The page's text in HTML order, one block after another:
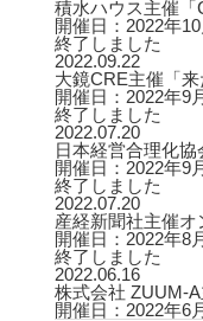
積水ハウス主催
開催日：2022年
終了しました
2022.09.22
大鏡CRE主催「
開催日：2022年9
終了しました
2022.07.20
日本経営合理化
開催日：2022年9
終了しました
2022.07.20
産経新聞社主催オ
開催日：2022年8
終了しました
2022.06.16
株式会社 ZUUM-
開催日：2022年6